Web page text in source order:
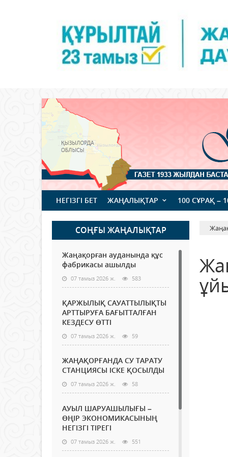
НЕГІЗГІ БЕТ ЖАҢАЛЫҚТАР 100 СҰРАҚ –
СОҢҒЫ ЖАҢАЛЫҚТАР
Жаңақорған ауданында құс
фабрикасы ашылды
07 тамыз 2026 ж. 583
ҚАРЖЫЛЫҚ САУАТТЫЛЫҚТЫ
АРТТЫРУҒА БАҒЫТТАЛҒАН
КЕЗДЕСУ ӨТТІ
07 тамыз 2026 ж. 59
ЖАҢАҚОРҒАНДА СУ ТАРАТУ
СТАНЦИЯСЫ ІСКЕ ҚОСЫЛДЫ
07 тамыз 2026 ж. 58
АУЫЛ ШАРУАШЫЛЫҒЫ –
ӨҢІР ЭКОНОМИКАСЫНЫҢ
НЕГІЗГІ ТІРЕГІ
07 тамыз 2026 ж. 551